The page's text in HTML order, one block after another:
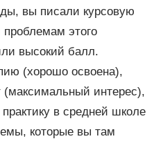
вы писали курсовую
этого
высокий балл.
(хорошо освоена),
(максимальный интерес),
в средней школе
которые вы там